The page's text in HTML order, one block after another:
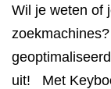
Wil je weten of
uit! Met